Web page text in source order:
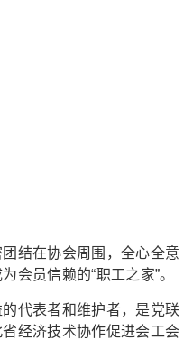
结在协会周围，全心全意
会员信赖的“职工之家”。
代表者和维护者，是党联
经济技术协作促进会工会